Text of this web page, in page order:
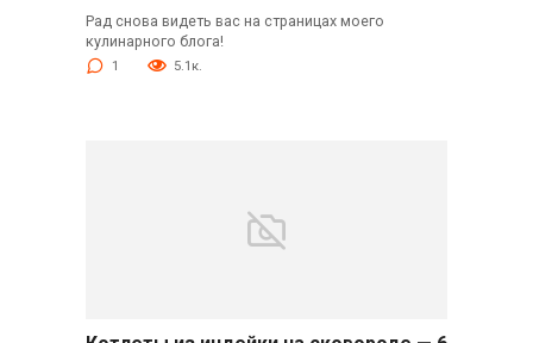
Рад снова видеть вас на страницах моего
кулинарного блога!
1 5.1к.